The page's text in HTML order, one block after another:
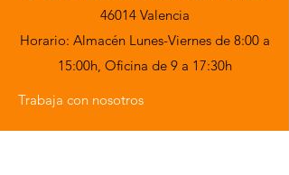
46014 Valencia
Horario: Almacén Lunes-Viernes de 8:00 a
15:00h, Oficina de 9 a 17:30h
Trabaja con nosotros